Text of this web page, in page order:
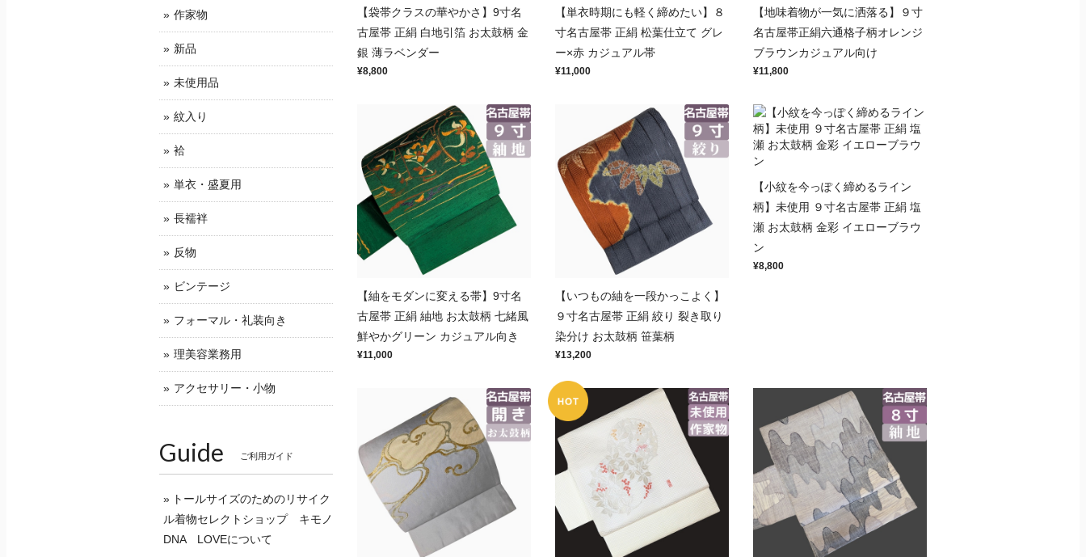
【袋帯クラスの華やかさ】9寸名
古屋帯 正絹 白地引箔 お太鼓柄 金
銀 薄ラベンダー
¥8,800
【単衣時期にも軽く締めたい】８
寸名古屋帯 正絹 松葉仕立て グレ
ー×赤 カジュアル帯
¥11,000
【地味着物が一気に洒落る】９寸
名古屋帯正絹六通格子柄オレンジ
ブラウンカジュアル向け
¥11,800
【紬をモダンに変える帯】9寸名
古屋帯 正絹 紬地 お太鼓柄 七緒風
鮮やかグリーン カジュアル向き
¥11,000
【いつもの紬を一段かっこよく】
９寸名古屋帯 正絹 絞り 裂き取り
染分け お太鼓柄 笹葉柄
¥13,200
【小紋を今っぽく締めるライン
柄】未使用 ９寸名古屋帯 正絹 塩
瀬 お太鼓柄 金彩 イエローブラウ
ン
¥8,800
作家物
新品
未使用品
紋入り
袷
単衣・盛夏用
長襦袢
反物
ビンテージ
フォーマル・礼装向き
理美容業務用
アクセサリー・小物
Guide ご利用ガイド
トールサイズのためのリサイク
ル着物セレクトショップ キモノ
DNA LOVEについて